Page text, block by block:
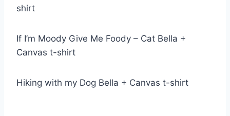
shirt
If I’m Moody Give Me Foody – Cat Bella +
Canvas t-shirt
Hiking with my Dog Bella + Canvas t-shirt